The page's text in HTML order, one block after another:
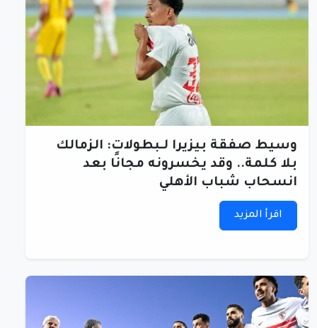
وسيط صفقة بيزيرا لـبطولات: الزمالك
بلا كلمة.. وقد يخسرونه مجانًا بعد
انسحاب شباب الأهلي
اقرأ المزيد